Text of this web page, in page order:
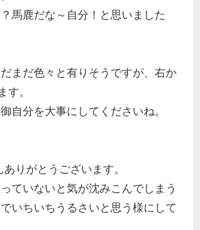
馬鹿だな～自分！と思いました
まだ色々と有りそうですが、右か
す。
自分を大事にしてくださいね。
りがとうございます。
ていないと気が沈みこんでしまう
いちいちうるさいと思う様にして